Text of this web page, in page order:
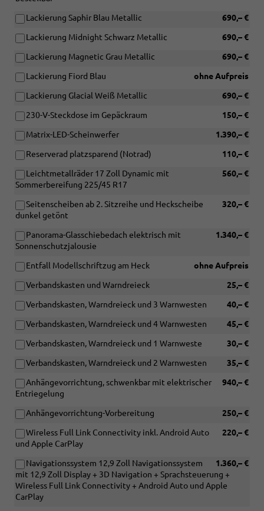
690,– €
Lackierung Saphir Blau Metallic
690,– €
Lackierung Midnight Schwarz Metallic
690,– €
Lackierung Magnetic Grau Metallic
ohne Aufpreis
Lackierung Fiord Blau
690,– €
Lackierung Glacial Weiß Metallic
150,– €
230-V-Steckdose im Gepäckraum
1.390,– €
Matrix-LED-Scheinwerfer
110,– €
Reserverad platzsparend (Notrad)
560,– €
Leichtmetallräder 17 Zoll Dynamic mit
Sommerbereifung 225/45 R17
320,– €
Seitenscheiben ab 2. Sitzreihe und Heckscheibe
dunkel getönt
1.340,– €
Panorama-Glasschiebedach elektrisch mit
Sonnenschutzjalousie
ohne Aufpreis
Entfall Modellschriftzug am Heck
25,– €
Verbandskasten und Warndreieck
40,– €
Verbandskasten, Warndreieck und 3 Warnwesten
45,– €
Verbandskasten, Warndreieck und 4 Warnwesten
30,– €
Verbandskasten, Warndreieck und 1 Warnweste
35,– €
Verbandskasten, Warndreieck und 2 Warnwesten
940,– €
Anhängevorrichtung, schwenkbar mit elektrischer
Entriegelung
250,– €
Anhängevorrichtung-Vorbereitung
220,– €
Wireless Full Link Connectivity inkl. Android Auto
und Apple CarPlay
1.360,– €
Navigationssystem 12,9 Zoll Navigationssystem
mit 12,9 Zoll Display + 3D Navigation + Sprachsteuerung +
Wireless Full Link Connectivity + Android Auto und Apple
CarPlay